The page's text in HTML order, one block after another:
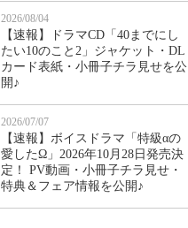
2026/08/04
【速報】ドラマCD「40までにし
たい10のこと2」ジャケット・DL
カード表紙・小冊子チラ見せを公
開♪
2026/07/07
【速報】ボイスドラマ「特級αの
愛したΩ」2026年10月28日発売決
定！ PV動画・小冊子チラ見せ・
特典＆フェア情報を公開♪